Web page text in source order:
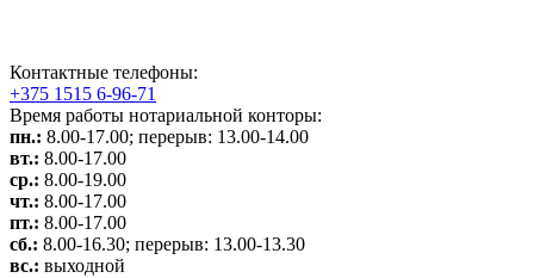
Контактные телефоны:
+375 1515 6-96-71
Время работы нотариальной конторы:
пн.: 8.00-17.00; перерыв: 13.00-14.00
вт.: 8.00-17.00
ср.: 8.00-19.00
чт.: 8.00-17.00
пт.: 8.00-17.00
сб.: 8.00-16.30; перерыв: 13.00-13.30
вс.: выходной